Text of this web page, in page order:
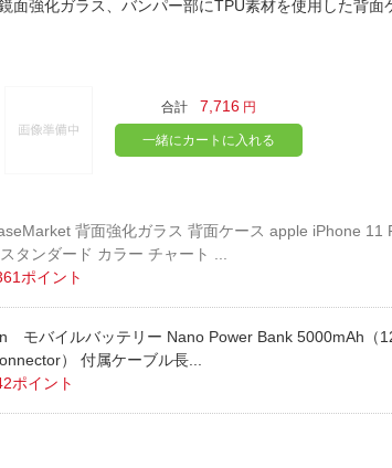
面強化ガラス、バンパー部にTPU素材を使用した背
合計 7,716 円
一緒にカートに入れる
背面強化ガラス 背面ケース apple iPhone 11
タンダード カラー チャート ...
ポイント
モバイルバッテリー Nano Power Bank 5000mAh（
） 付属ケーブル長...
ポイント